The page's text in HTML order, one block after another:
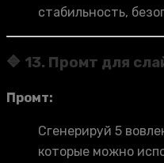
стабильность,
🔷 13. Промт для
Промт:
Сгенерируй 5
которые можно